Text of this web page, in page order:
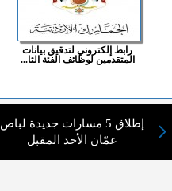
رابط إلكتروني لتدقيق بيانات
المتقدمين لوظائف الفئة الثا...
اختيارات القراءإطلاق 5 مسارات جديدة لباص
عمّان الأحد المقبل